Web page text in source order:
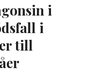
i
i
till